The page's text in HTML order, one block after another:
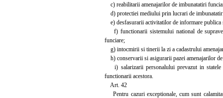
c) reabilitarii amenajarilor de imbunatatiri
d) protectiei mediului prin lucrari de
e) desfasurarii activitatilor de informare
f) functionarii sistemului national de
funciare;
g) intocmirii si tinerii la zi a cadastrului
h) conservarii si asigurarii pazei amenajarilor
i) salarizarii personalului prevazut in statele
functionarii acestora.
Art. 42
Pentru cazuri exceptionale, cum sunt